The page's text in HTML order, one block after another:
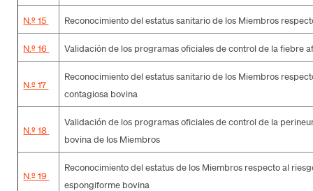
N.º 15 Reconocimiento del estatus sanitario de los Miembros
N.º 16 Validación de los programas oficiales de control de la fiebre
N.º 17
Reconocimiento del estatus sanitario de los Miembros
contagiosa bovina
N.º 18
Validación de los programas oficiales de control de la
bovina de los Miembros
N.º 19
Reconocimiento del estatus de los Miembros respecto al
espongiforme bovina